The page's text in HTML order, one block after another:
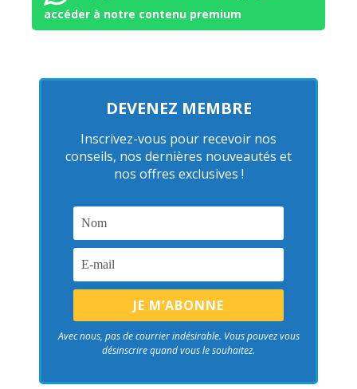
accéder à notre contenu premium
DEVENEZ MEMBRE
Inscrivez-vous pour recevoir nos
conseils, nos dernières nouveautés et
nos offres exclusives !
Avec nous, pas de courrier indésirable. Vous pouvez vous
désinscrire quand vous le souhaitez.